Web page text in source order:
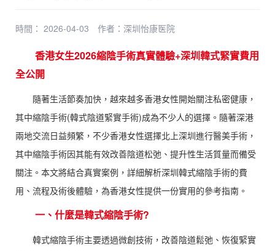
時間： 2026-04-03 作者： 深圳怡康医院
香港女生2026縮陰手術真實體驗+深圳韓式緊實費用
全公開
隨著生活節奏加快，越來越多香港女性開始關注私密健康，
其中縮陰手術(韓式陰道緊實手術)成為不少人的選擇。隨著深港
兩地交流日益頻繁，不少香港女性選擇北上深圳進行醫美手術，
其中縮陰手術因其能有效改善陰道松弛、提升性生活質量而備受
關注。本文將結合真實案例，詳細解析深圳韓式縮陰手術的費
用、流程及術後體驗，為香港女性提供一份實用的參考指南。
一、什麼是韓式縮陰手術?
韓式縮陰手術主要透過微創技術，改善陰道鬆弛、恢復緊實